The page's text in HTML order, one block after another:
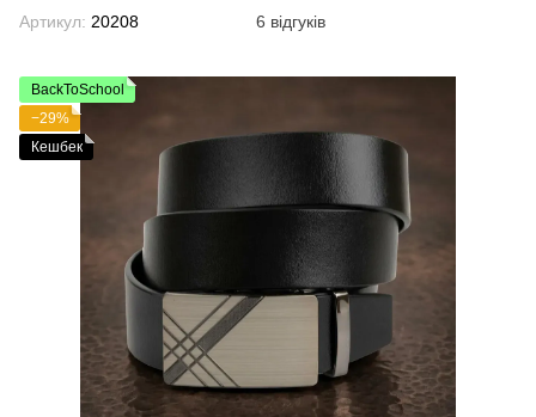
Артикул: 20208 6 відгуків
BackToSchool
−29%
Кешбек